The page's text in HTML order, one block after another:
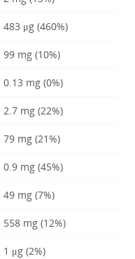
483 μg (460%)
99 mg (10%)
0.13 mg (0%)
2.7 mg (22%)
79 mg (21%)
0.9 mg (45%)
49 mg (7%)
558 mg (12%)
1 μg (2%)